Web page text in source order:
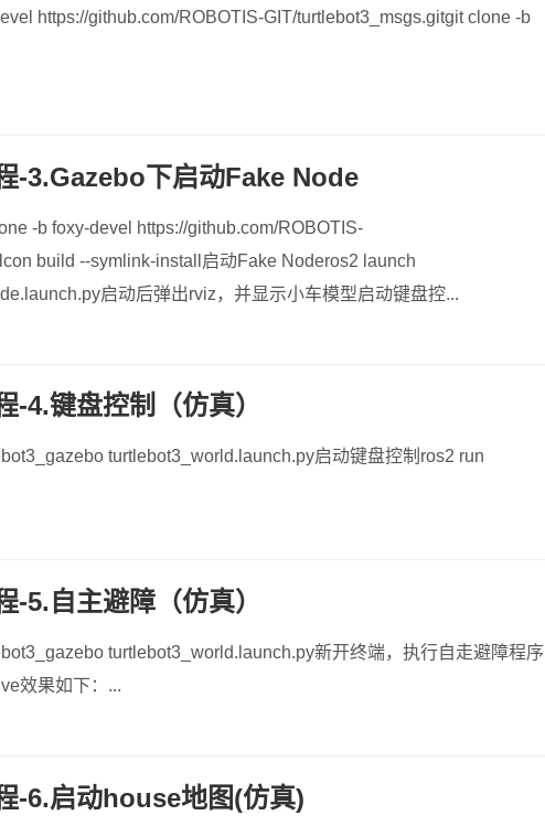
https://github.com/ROBOTIS-GIT/turtlebot3_msgs.gitgit clone -b
-3.Gazebo下启动Fake Node
-b foxy-devel https://github.com/ROBOTIS-
build --symlink-install启动Fake Noderos2 launch
启动后弹出rviz，并显示小车模型启动键盘控...
4.键盘控制（仿真）
turtlebot3_world.launch.py启动键盘控制ros2 run
5.自主避障（仿真）
turtlebot3_world.launch.py新开终端，执行自走避障程序
效果如下：...
-6.启动house地图(仿真)